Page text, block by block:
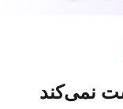
نمی‌کند